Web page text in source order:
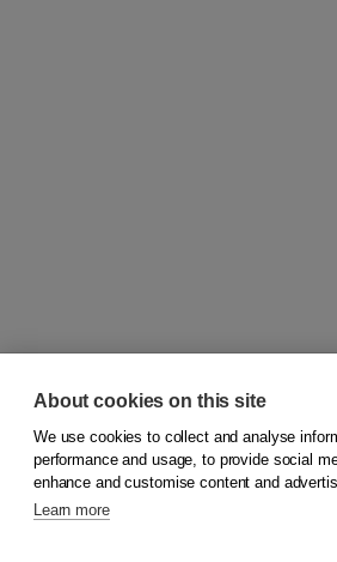
© 2026Koninklijke Boom uitgevers
About cookies on this site
We use cookies to collect and analyse
performance and usage, to provide social
enhance and customise content and
Learn more